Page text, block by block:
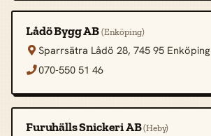
Lådö Bygg AB (Enköping)
 Sparrsätra Lådö 28, 745 95 Enköping
070-550 51 46
Furuhälls Snickeri AB(Heby)